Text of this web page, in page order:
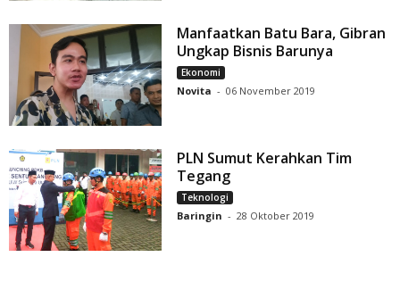
Manfaatkan Batu Bara, Gibran
Ungkap Bisnis Barunya
Ekonomi
Novita - 06 November 2019
PLN Sumut Kerahkan Tim
Tegang
Teknologi
Baringin - 28 Oktober 2019